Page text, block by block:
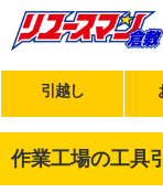
引越し
作業工場の工具